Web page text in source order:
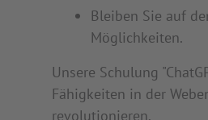
Bleiben Sie auf
Möglichkeiten.
Unsere Schulung
Fähigkeiten in der
revolutionieren.